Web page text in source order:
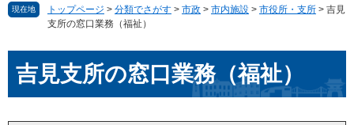
現在地 トップページ > 分類でさがす > 市政 > 市内施設 > 市役所・支所 > 吉見
支所の窓口業務（福祉）
文吉見支所の窓口業務（福祉）